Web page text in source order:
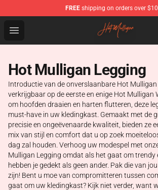
FREE shipping on orders over
Open menu
Hot Mulligan Shop - Official Hot
Hot Mulligan Legging
Introductie van de onverslaanbare Hot
verkrijgbaar op de eerste en enige Hot Mulligan
om hoofden draaien en harten flutteren, deze
must-have in uw kledingkast. Gemaakt met de
precisie en ongeëvenaarde kwaliteit, bieden ze
mix van stijl en comfort dat u op zoek
dag zal houden. Verhoog uw modespel met
Mulligan Legging omdat als het gaat om trendy
hebben je gedekt als geen ander. Pak die van
zijn! Bent u moe van compromitteren tussen
gaat om uw kledingkast? Kijk niet verder, want